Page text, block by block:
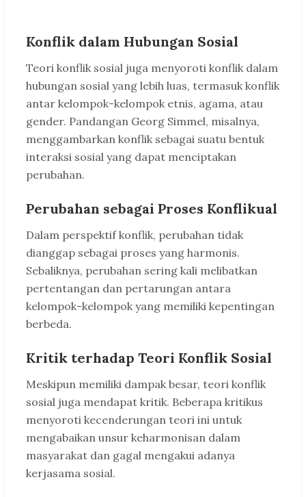
Konflik dalam Hubungan Sosial
Teori konflik sosial juga menyoroti konflik dalam
hubungan sosial yang lebih luas, termasuk konflik
antar kelompok-kelompok etnis, agama, atau
gender. Pandangan Georg Simmel, misalnya,
menggambarkan konflik sebagai suatu bentuk
interaksi sosial yang dapat menciptakan
perubahan.
Perubahan sebagai Proses Konflikual
Dalam perspektif konflik, perubahan tidak
dianggap sebagai proses yang harmonis.
Sebaliknya, perubahan sering kali melibatkan
pertentangan dan pertarungan antara
kelompok-kelompok yang memiliki kepentingan
berbeda.
Kritik terhadap Teori Konflik Sosial
Meskipun memiliki dampak besar, teori konflik
sosial juga mendapat kritik. Beberapa kritikus
menyoroti kecenderungan teori ini untuk
mengabaikan unsur keharmonisan dalam
masyarakat dan gagal mengakui adanya
kerjasama sosial.